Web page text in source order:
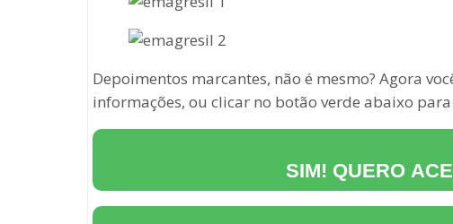
Depoimentos marcantes, não é mesmo? Agora
informações, ou clicar no botão verde abaixo
SIM! QUERO